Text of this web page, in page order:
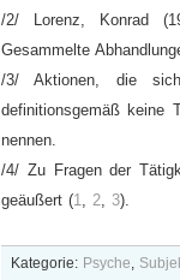
/2/ Lorenz, Konrad
Gesammelte
/3/ Aktionen, die
definitionsgemäß keine
nennen.
/4/ Zu Fragen der
geäußert (1, 2, 3).
Kategorie: Psyche,